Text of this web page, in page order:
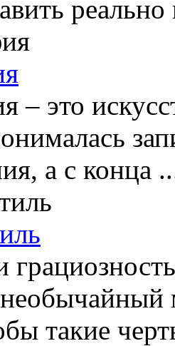
– это
а с конца
такие